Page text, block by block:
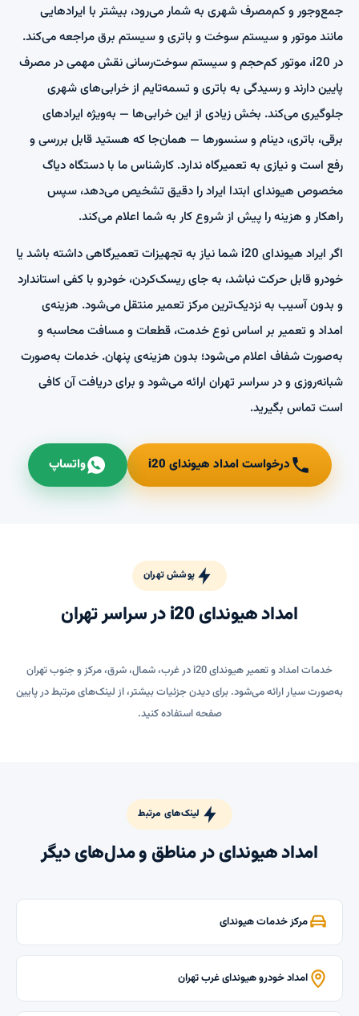
جمع‌وجور و کم‌مصرف شهری به شمار می‌رود، بیشتر با ایرادهایی
مانند موتور و سیستم سوخت و باتری و سیستم برق مراجعه می‌کند.
در i20، موتور کم‌حجم و سیستم سوخت‌رسانی نقش مهمی در مصرف
پایین دارند و رسیدگی به باتری و تسمه‌تایم از خرابی‌های شهری
جلوگیری می‌کند. بخش زیادی از این خرابی‌ها — به‌ویژه ایرادهای
برقی، باتری، دینام و سنسورها — همان‌جا که هستید قابل بررسی و
رفع است و نیازی به تعمیرگاه ندارد. کارشناس ما با دستگاه دیاگ
مخصوص هیوندای ابتدا ایراد را دقیق تشخیص می‌دهد، سپس
راهکار و هزینه را پیش از شروع کار به شما اعلام می‌کند.
اگر ایراد هیوندای i20 شما نیاز به تجهیزات تعمیرگاهی داشته باشد یا
خودرو قابل حرکت نباشد، به جای ریسک‌کردن، خودرو با کفی استاندارد
و بدون آسیب به نزدیک‌ترین مرکز تعمیر منتقل می‌شود. هزینه‌ی
امداد و تعمیر بر اساس نوع خدمت، قطعات و مسافت محاسبه و
به‌صورت شفاف اعلام می‌شود؛ بدون هزینه‌ی پنهان. خدمات به‌صورت
شبانه‌روزی و در سراسر تهران ارائه می‌شود و برای دریافت آن کافی
است تماس بگیرید.
درخواست امداد هیوندای i20 واتساپ
پوشش تهران
امداد هیوندای i20 در سراسر تهران
خدمات امداد و تعمیر هیوندای i20 در غرب، شمال، شرق، مرکز و جنوب تهران
به‌صورت سیار ارائه می‌شود. برای دیدن جزئیات بیشتر، از لینک‌های مرتبط در پایین
صفحه استفاده کنید.
لینک‌های مرتبط
امداد هیوندای در مناطق و مدل‌های دیگر
مرکز خدمات هیوندای
امداد خودرو هیوندای غرب تهران